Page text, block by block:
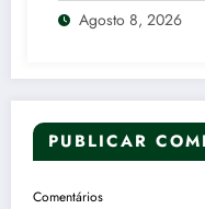
Agosto 8, 2026
PUBLICAR
Comentários